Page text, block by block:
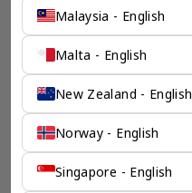
Malaysia - English
Malta - English
New Zealand - English
Norway - English
Singapore - English